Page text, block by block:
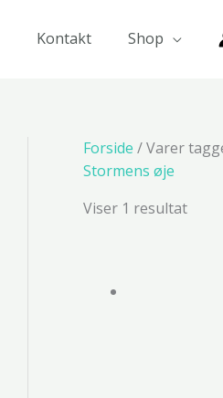
Kontakt Shop
Forside / Varer
Stormens øje
Viser 1 resultat